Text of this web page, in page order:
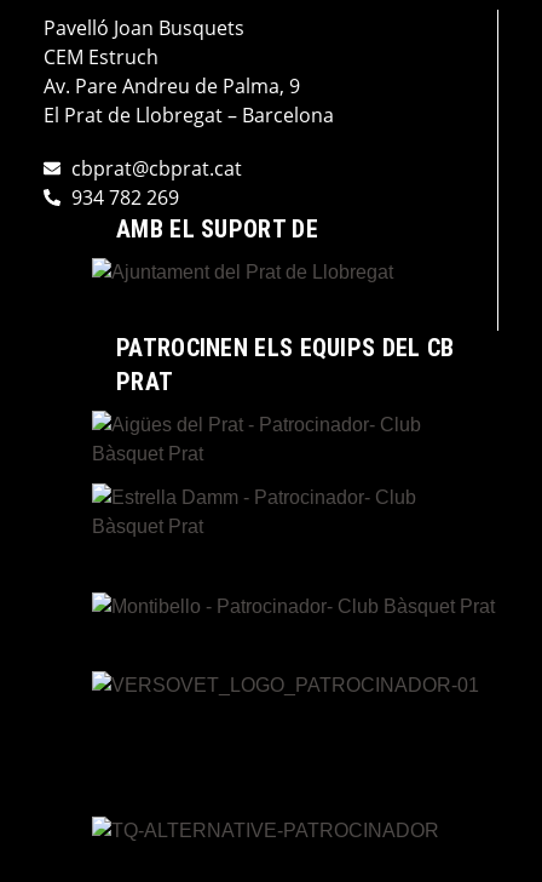
Pavelló Joan Busquets
CEM Estruch
Av. Pare Andreu de Palma, 9
El Prat de Llobregat – Barcelona
cbprat@cbprat.cat
934 782 269
AMB EL SUPORT DE
PATROCINEN ELS EQUIPS DEL CB
PRAT